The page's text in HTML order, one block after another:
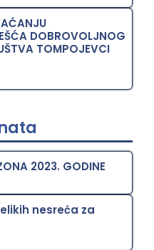
DOBROVOLJNOG
TOMPOJEVCI
2023. GODINE
nesreća za